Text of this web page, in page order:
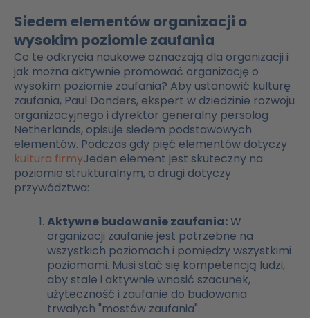
Siedem elementów organizacji o
wysokim poziomie zaufania
Co te odkrycia naukowe oznaczają dla organizacji i
jak można aktywnie promować organizację o
wysokim poziomie zaufania? Aby ustanowić kulturę
zaufania, Paul Donders, ekspert w dziedzinie rozwoju
organizacyjnego i dyrektor generalny persolog
Netherlands, opisuje siedem podstawowych
elementów. Podczas gdy pięć elementów dotyczy
kultura firmyJeden element jest skuteczny na
poziomie strukturalnym, a drugi dotyczy
przywództwa:
Aktywne budowanie zaufania:W
organizacji zaufanie jest potrzebne na
wszystkich poziomach i pomiędzy wszystkimi
poziomami. Musi stać się kompetencją ludzi,
aby stale i aktywnie wnosić szacunek,
użyteczność i zaufanie do budowania
trwałych "mostów zaufania".